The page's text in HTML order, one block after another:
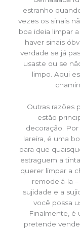
estranho
vezes os sinais
boa ideia limpar
haver sinais
verdade se já
usaste ou se
limpo. Aqui
Outras razões
estão
decoração.
lareira, é uma
para que
estraguem a
querer limpar a
remodelá-la
sujidade e a
você possa
Finalmente, é
pretende